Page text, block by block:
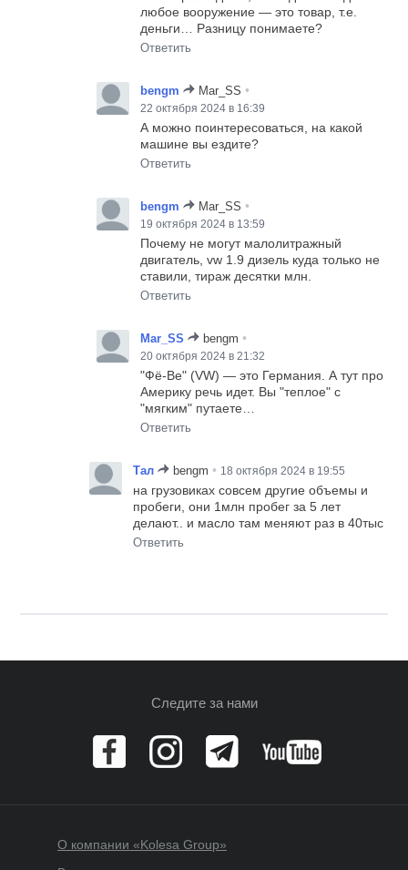
любое вооружение — это товар, т.е.
деньги… Разницу понимаете?
Ответить
bengm Mar_SS •
22 октября 2024 в 16:39
А можно поинтересоваться, на какой
машине вы ездите?
Ответить
bengm Mar_SS •
19 октября 2024 в 13:59
Почему не могут малолитражный
двигатель, vw 1.9 дизель куда только не
ставили, тираж десятки млн.
Ответить
Mar_SS bengm •
20 октября 2024 в 21:32
"Фё-Ве" (VW) — это Германия. А тут про
Америку речь идет. Вы "теплое" с
"мягким" путаете…
Ответить
Тал bengm • 18 октября 2024 в 19:55
на грузовиках совсем другие объемы и
пробеги, они 1млн пробег за 5 лет
делают.. и масло там меняют раз в 40тыс
Ответить
Следите за нами
О компании «Kolesa Group»